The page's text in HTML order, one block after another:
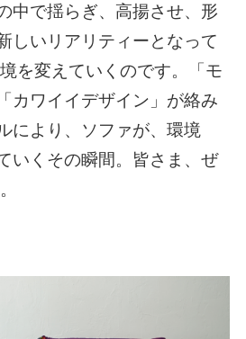
中で揺らぎ、高揚させ、形
しいリアリティーとなって
を変えていくのです。「モ
カワイイデザイン」が絡み
により、ソファが、環境
いくその瞬間。皆さま、ぜ